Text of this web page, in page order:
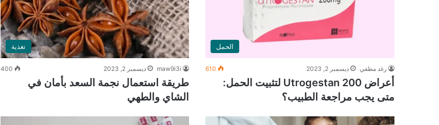
الحمل
رغد مطفي ديسمبر 2, 2023 610
أعراض Utrogestan 200 لتثبيت الحمل:
متى يجب مراجعة الطبيب؟
تغذية
maw9i3i ديسمبر 2, 2023 400
طريقة استعمال نجمة السعد بأمان في
الشاي والطهي